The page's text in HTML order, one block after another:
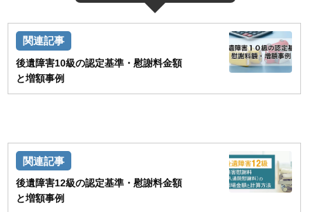
後遺障害10級の認定基準・慰謝料金額
と増額事例
後遺障害12級の認定基準・慰謝料金額
と増額事例